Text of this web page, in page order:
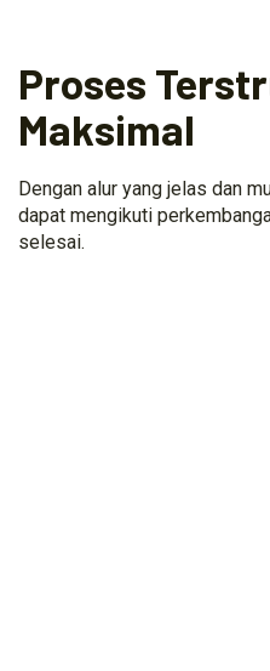
Proses
Maksimal
Dengan alur yang jelas dan
dapat mengikuti
selesai.